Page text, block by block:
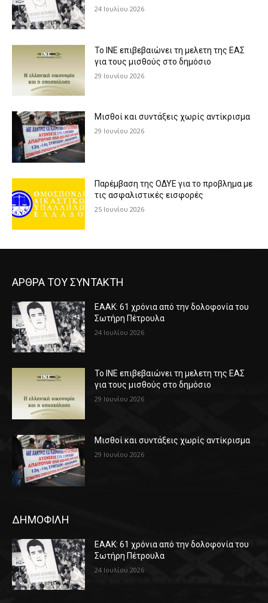
24 Ιουλίου 2026
Το ΙΝΕ επιβεβαιώνει τη μελετη της ΕΑΣ
για τους μισθούς στο δημόσιο
29 Ιουνίου 2026
Μισθοί και συντάξεις χωρίς αντίκρισμα
29 Ιουνίου 2026
Παρέμβαση της ΟΔΥΕ για το προβλημα με
τις ασφαλιστικές εισφορές
25 Ιουνίου 2026
ΑΡΘΡΑ ΤΟΥ ΣΥΝΤΑΚΤΗ
ΕΑΑΚ: 61 χρόνια από την δολοφονία του
Σωτήρη Πέτρουλα
24 Ιουλίου 2026
Το ΙΝΕ επιβεβαιώνει τη μελετη της ΕΑΣ
για τους μισθούς στο δημόσιο
29 Ιουνίου 2026
Μισθοί και συντάξεις χωρίς αντίκρισμα
29 Ιουνίου 2026
ΔΗΜΟΦΙΛΗ
ΕΑΑΚ: 61 χρόνια από την δολοφονία του
Σωτήρη Πέτρουλα
24 Ιουλίου 2026